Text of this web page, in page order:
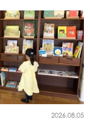
2026.08.05